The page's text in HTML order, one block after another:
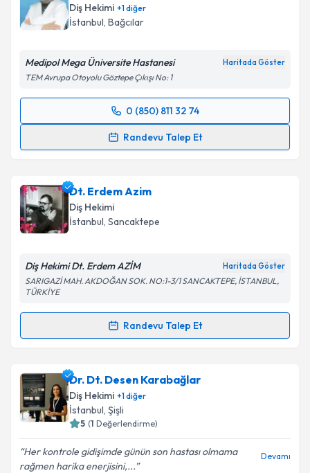
E-posta Adresiniz
Kişisel verilerimin işlenmesine ilişkinAydınlatma
'ni okudum ve kişisel verilerimin belirtilen
kapsamda işlenmesini kabul ediyorum.
Diş Hekimi +1diğer
İstanbul, Bağcılar
Medipol Mega Üniversite Hastanesi Haritada Göster
TEM Avrupa Otoyolu Göztepe Çıkışı No: 1
0 (850) 811 32 74
Randevu Talep Et
Randevu Takvimi Talebi
için bir takvim hazırlandığında e-posta ile
bilgilendireceğiz.
E-posta Adresiniz
Metni'ni okudum ve kişisel verilerimin belirtilen
kapsamda işlenmesini kabul ediyorum.
Takvim Talebini Gönder
Dt. Erdem Azim
Diş Hekimi
İstanbul, Sancaktepe
Diş Hekimi Dt. Erdem AZİM Haritada Göster
SARIGAZİ MAH. AKDOĞAN SOK. NO:1-3/1 SANCAKTEPE, İSTANBUL,
TÜRKİYE
Randevu Talep Et
Randevu Takvimi Talebi
Dt. Erdem Azimiçin randevu takvimi talebi oluşturun.
Size bu uzmandan randevu almanız için bir takvim
hazırlandığında e-posta ile bilgilendireceğiz.
Dr. Dt. Desen Karabağlar
Diş Hekimi +1diğer
İstanbul, Şişli
5 (1 Değerlendirme)
Her kontrole gidişimde günün son hastası olmama
rağmen harika enerjisini,...
Devamı